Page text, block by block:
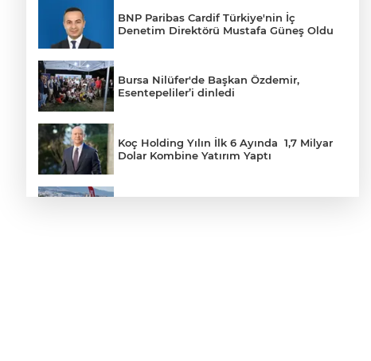
BNP Paribas Cardif Türkiye'nin İç
Denetim Direktörü Mustafa Güneş Oldu
Bursa Nilüfer'de Başkan Özdemir,
Esentepeliler’i dinledi
Koç Holding Yılın İlk 6 Ayında 1,7 Milyar
Dolar Kombine Yatırım Yaptı